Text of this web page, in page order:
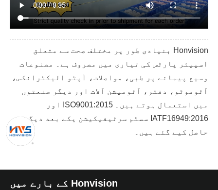
Honvision بنیادی طور پر مختلف صحت سے متعلق
اسپیئر پارٹس کی تیاری میں مصروف ہے۔ مصنوعات
وسیع پیمانے پر طبی، مواصلات، آپٹو الیکٹرانکس،
آٹوموٹو، دفتر، آٹومیشن آلات اور دیگر صنعتوں
میں استعمال ہوتے ہیں۔ ISO9001:2015 اور
IATF16949:2016 سسٹم سرٹیفیکیشن یکے بعد دیگرے
حاصل کیے گئے ہیں۔
Honvision کے بارے میں